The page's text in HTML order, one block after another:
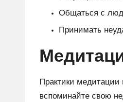
Общаться с
Принимать
Практики медитации
вспоминайте свою